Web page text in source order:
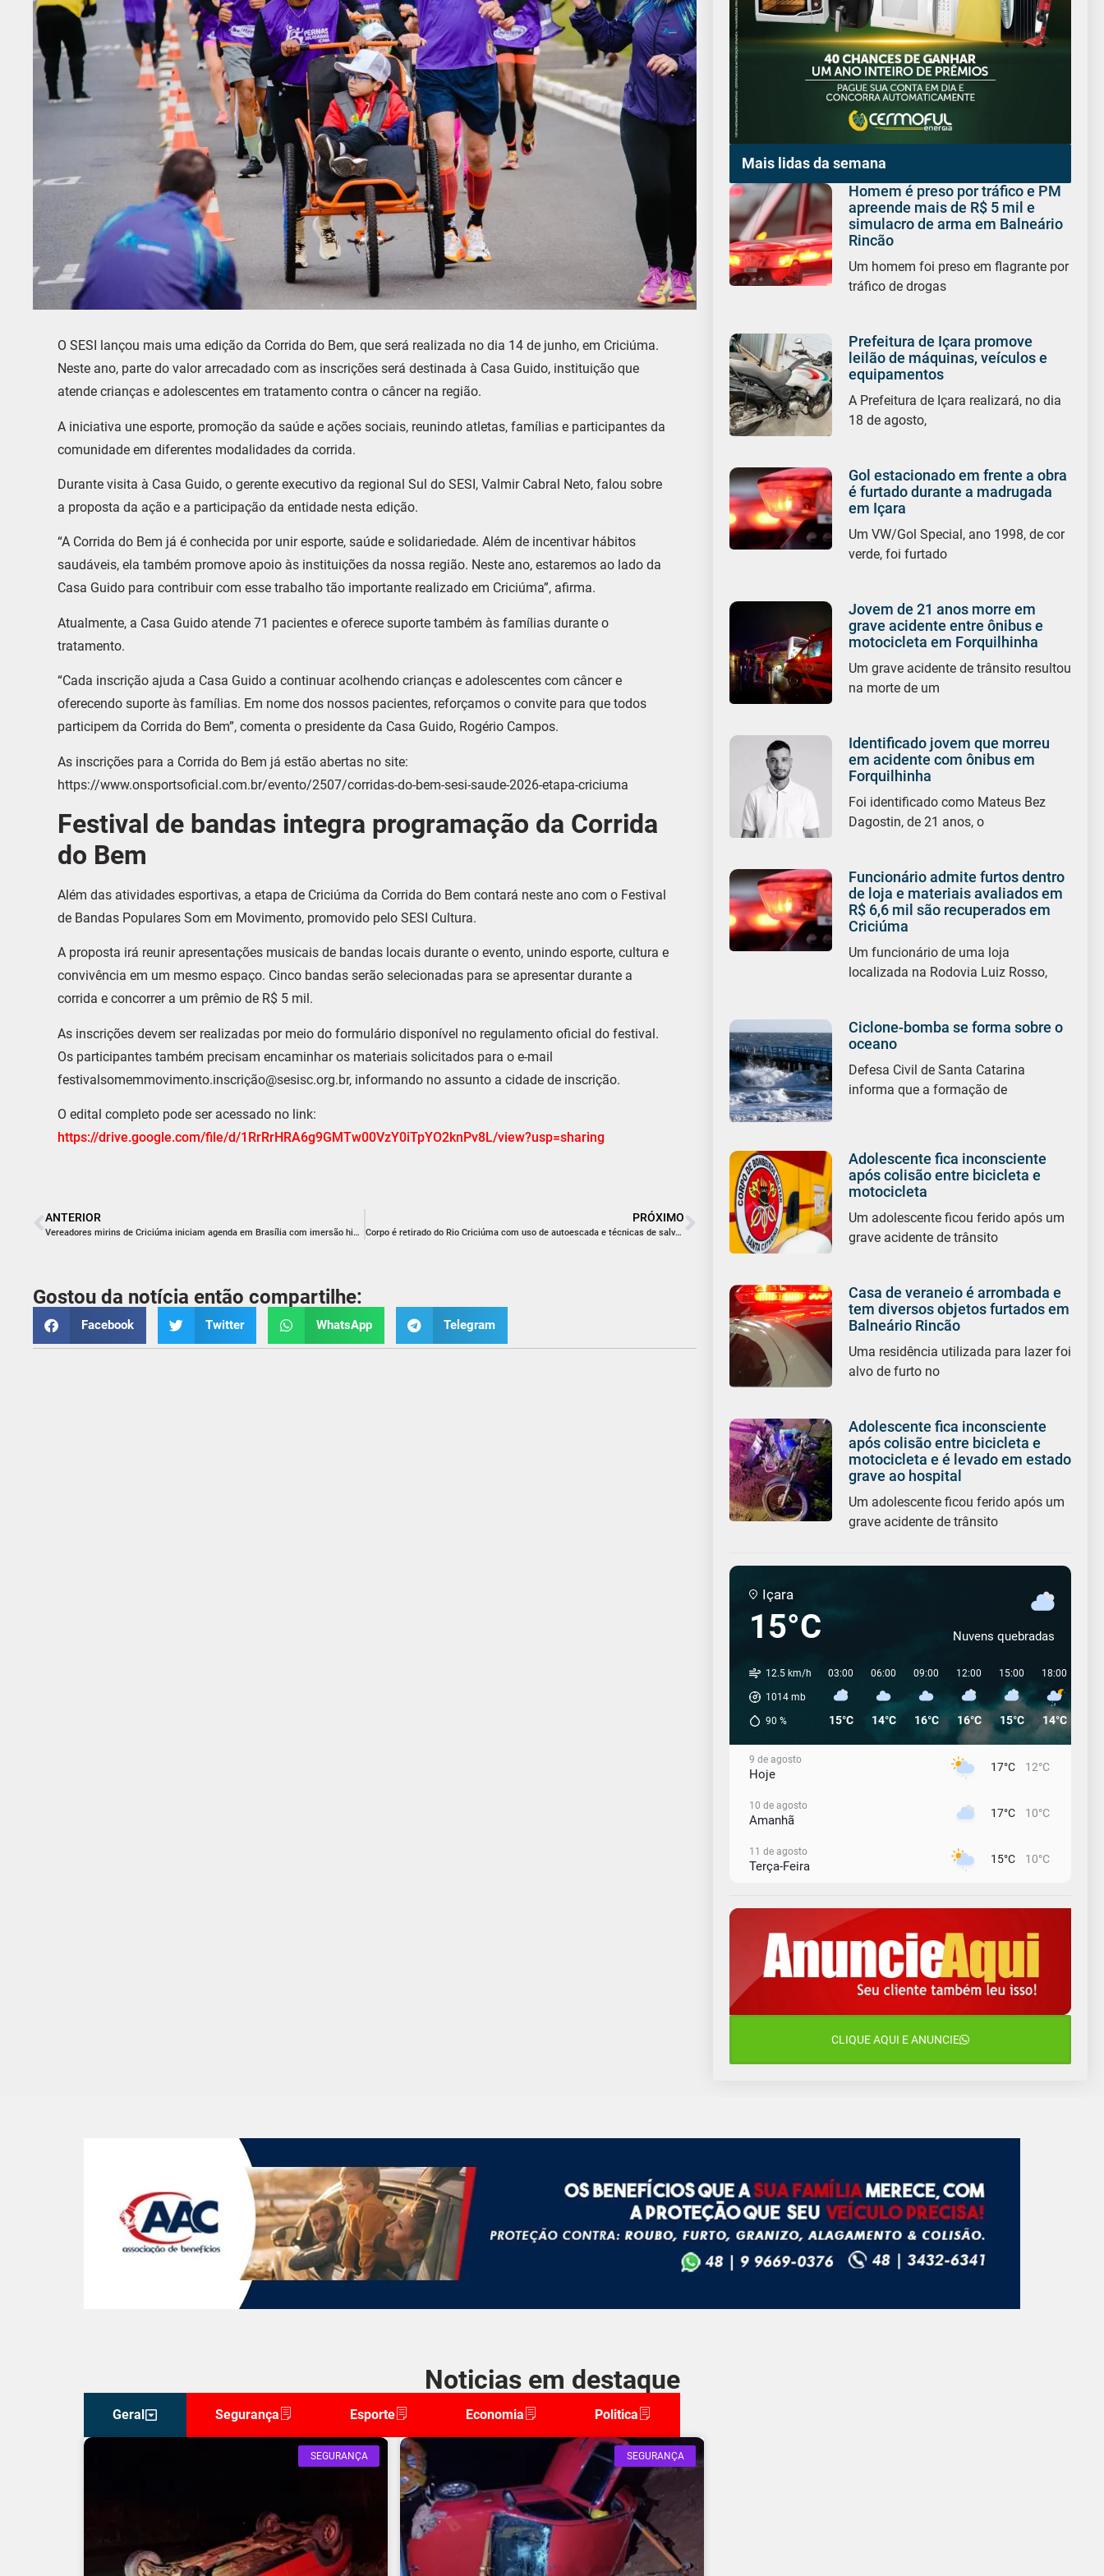
O SESI lançou mais uma edição da Corrida do Bem, que será realizada no dia 14 de junho, em Criciúma.
Neste ano, parte do valor arrecadado com as inscrições será destinada à Casa Guido, instituição que
atende crianças e adolescentes em tratamento contra o câncer na região.
A iniciativa une esporte, promoção da saúde e ações sociais, reunindo atletas, famílias e participantes da
comunidade em diferentes modalidades da corrida.
Durante visita à Casa Guido, o gerente executivo da regional Sul do SESI, Valmir Cabral Neto, falou sobre
a proposta da ação e a participação da entidade nesta edição.
“A Corrida do Bem já é conhecida por unir esporte, saúde e solidariedade. Além de incentivar hábitos
saudáveis, ela também promove apoio às instituições da nossa região. Neste ano, estaremos ao lado da
Casa Guido para contribuir com esse trabalho tão importante realizado em Criciúma”, afirma.
Atualmente, a Casa Guido atende 71 pacientes e oferece suporte também às famílias durante o
tratamento.
“Cada inscrição ajuda a Casa Guido a continuar acolhendo crianças e adolescentes com câncer e
oferecendo suporte às famílias. Em nome dos nossos pacientes, reforçamos o convite para que todos
participem da Corrida do Bem”, comenta o presidente da Casa Guido, Rogério Campos.
As inscrições para a Corrida do Bem já estão abertas no site:
https://www.onsportsoficial.com.br/evento/2507/corridas-do-bem-sesi-saude-2026-etapa-criciuma
Festival de bandas integra programação da Corrida
do Bem
Além das atividades esportivas, a etapa de Criciúma da Corrida do Bem contará neste ano com o Festival
de Bandas Populares Som em Movimento, promovido pelo SESI Cultura.
A proposta irá reunir apresentações musicais de bandas locais durante o evento, unindo esporte, cultura e
convivência em um mesmo espaço. Cinco bandas serão selecionadas para se apresentar durante a
corrida e concorrer a um prêmio de R$ 5 mil.
As inscrições devem ser realizadas por meio do formulário disponível no regulamento oficial do festival.
Os participantes também precisam encaminhar os materiais solicitados para o e-mail
festivalsomemmovimento.inscrição@sesisc.org.br, informando no assunto a cidade de inscrição.
O edital completo pode ser acessado no link:
https://drive.google.com/file/d/1RrRrHRA6g9GMTw00VzY0iTpYO2knPv8L/view?usp=sharing
ANTERIOR
Vereadores mirins de Criciúma iniciam agenda em Brasília com imersão histórica e formação cidadã
PRÓXIMO
Corpo é retirado do Rio Criciúma com uso de autoescada e técnicas de salvamento em altura
Gostou da notícia então compartilhe:
Facebook Twitter WhatsApp Telegram
Mais lidas da semana
Homem é preso por tráfico e PM
apreende mais de R$ 5 mil e
simulacro de arma em Balneário
Rincão
Um homem foi preso em flagrante por
tráfico de drogas
Prefeitura de Içara promove
leilão de máquinas, veículos e
equipamentos
A Prefeitura de Içara realizará, no dia
18 de agosto,
Gol estacionado em frente a obra
é furtado durante a madrugada
em Içara
Um VW/Gol Special, ano 1998, de cor
verde, foi furtado
Jovem de 21 anos morre em
grave acidente entre ônibus e
motocicleta em Forquilhinha
Um grave acidente de trânsito resultou
na morte de um
Identificado jovem que morreu
em acidente com ônibus em
Forquilhinha
Foi identificado como Mateus Bez
Dagostin, de 21 anos, o
Funcionário admite furtos dentro
de loja e materiais avaliados em
R$ 6,6 mil são recuperados em
Criciúma
Um funcionário de uma loja
localizada na Rodovia Luiz Rosso,
Ciclone-bomba se forma sobre o
oceano
Defesa Civil de Santa Catarina
informa que a formação de
Adolescente fica inconsciente
após colisão entre bicicleta e
motocicleta
Um adolescente ficou ferido após um
grave acidente de trânsito
Casa de veraneio é arrombada e
tem diversos objetos furtados em
Balneário Rincão
Uma residência utilizada para lazer foi
alvo de furto no
Adolescente fica inconsciente
após colisão entre bicicleta e
motocicleta e é levado em estado
grave ao hospital
Um adolescente ficou ferido após um
grave acidente de trânsito
Içara
15°C Nuvens quebradas
12.5 km/h
1014mb
90 %
03:00
15°C
06:00
14°C
09:00
16°C
12:00
16°C
15:00
15°C
18:00
14°C
9 de agosto
Hoje 17°C 12°C
10 de agosto
Amanhã 17°C 10°C
11 de agosto
Terça-Feira 15°C 10°C
Quarta-Feira 14°C 11°C
13 de agosto
Quinta-Feira
14 de agosto
17°C 16°C
CLIQUE AQUI E ANUNCIE
Noticias em destaque
Geral Segurança Esporte Economia Politica
SEGURANÇA SEGURANÇA